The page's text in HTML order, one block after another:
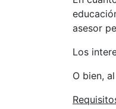
asesor
Los
O bien,